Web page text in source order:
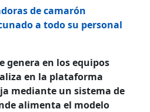
de camarón
a todo su personal
genera en los equipos
en la plataforma
mediante un sistema de
alimenta el modelo